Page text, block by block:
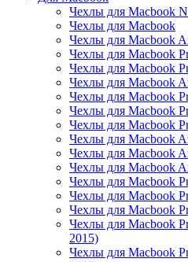
Чехлы для Macbook
Чехлы для Macbook
Чехлы для Macbook
Чехлы для Macbook
Чехлы для Macbook
Чехлы для Macbook
Чехлы для Macbook
Чехлы для Macbook
Чехлы для Macbook
Чехлы для Macbook
Чехлы для Macbook
Чехлы для Macbook
Чехлы для Macbook
Чехлы для Macbook
Чехлы для Macbook
Чехлы для Macbook
2015)
Чехлы для Macbook